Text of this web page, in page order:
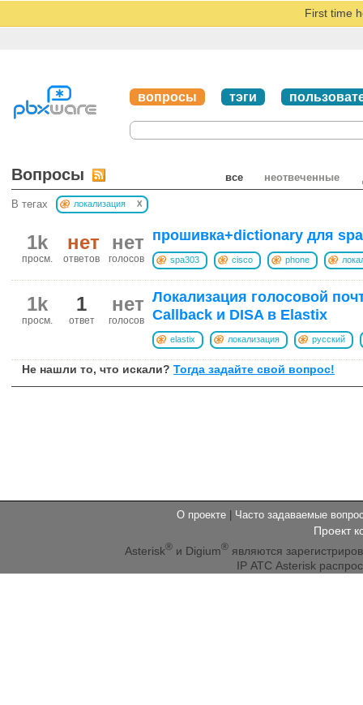
First time
вопросы тэги
все неотвеченные
Вопросы
В тегах локализация x
нет
голосов
нет
ответов
1k
просм.
прошивка+dictionary для
spa303 cisco phone
нет
голосов
1
ответ
1k
просм.
Локализация голосовой
Callback и DISA в Elastix
elastix локализация русский
Не нашли то, что искали? Тогда задайте свой вопрос!
О проекте | Часто задаваемые
Проект
Asterisk®и Digium®являются
IP АТС Asterisk